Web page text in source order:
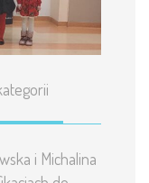
i Michalina